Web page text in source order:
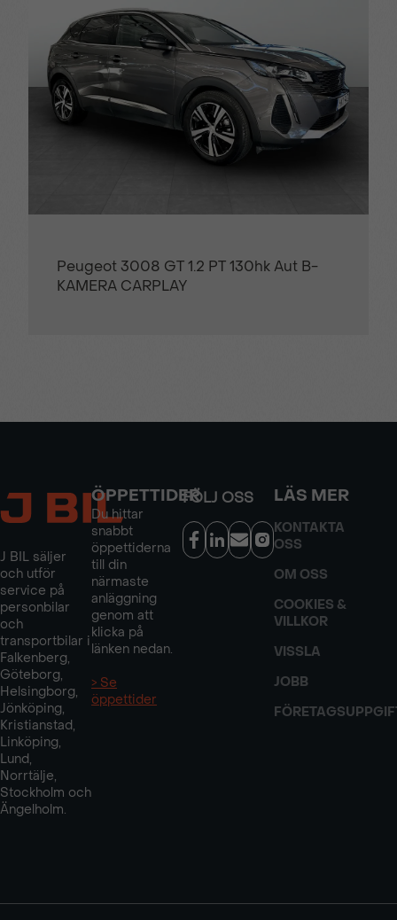
Peugeot 3008 GT 1.2 PT 130hk Aut B-
KAMERA CARPLAY
J BIL säljer
och utför
service på
personbilar
och
transportbilar i
Falkenberg,
Göteborg,
Helsingborg,
Jönköping,
Kristianstad,
Linköping,
Lund,
Norrtälje,
Stockholm och
Ängelholm.
ÖPPETTIDER
Du hittar
snabbt
öppettiderna
till din
närmaste
anläggning
genom att
klicka på
länken nedan.
> Se
öppettider
FÖLJ OSS LÄS MER
KONTAKTA
OSS
OM OSS
COOKIES &
VILLKOR
VISSLA
JOBB